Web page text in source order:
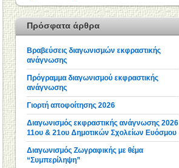
Πρόσφατα άρθρα
Βραβεύσεις διαγωνισμών εκφραστικής
ανάγνωσης
Πρόγραμμα διαγωνισμού εκφραστικής
ανάγνωσης
Γιορτή αποφοίτησης 2026
Διαγωνισμός εκφραστικής ανάγνωσης 2026
11ου & 21ου Δημοτικών Σχολείων Ευόσμου
Διαγωνισμός Ζωγραφικής με θέμα
“Συμπερίληψη”